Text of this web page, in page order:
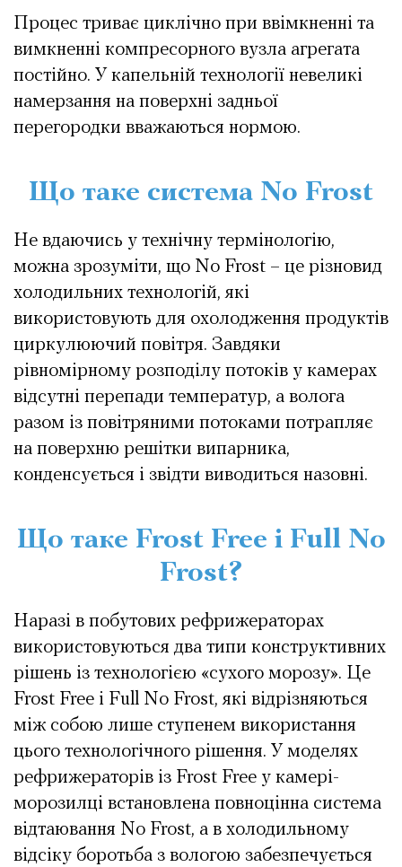
Процес триває циклічно при ввімкненні та
вимкненні компресорного вузла агрегата
постійно. У капельній технології невеликі
намерзання на поверхні задньої
перегородки вважаються нормою.
Що таке система No Frost
Не вдаючись у технічну термінологію,
можна зрозуміти, що No Frost – це різновид
холодильних технологій, які
використовують для охолодження продуктів
циркулюючий повітря. Завдяки
рівномірному розподілу потоків у камерах
відсутні перепади температур, а волога
разом із повітряними потоками потрапляє
на поверхню решітки випарника,
конденсується і звідти виводиться назовні.
Що таке Frost Free і Full No
Frost?
Наразі в побутових рефрижераторах
використовуються два типи конструктивних
рішень із технологією «сухого морозу». Це
Frost Free і Full No Frost, які відрізняються
між собою лише ступенем використання
цього технологічного рішення. У моделях
рефрижераторів із Frost Free у камері-
морозилці встановлена повноцінна система
відтаювання No Frost, а в холодильному
відсіку боротьба з вологою забезпечується